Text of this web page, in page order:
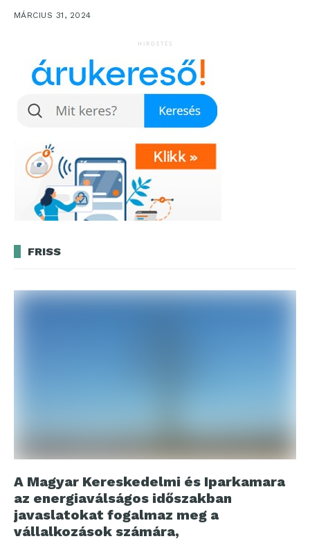
papír...
MÁRCIUS 31, 2024
HIRDETÉS
FRISS
A Magyar Kereskedelmi és Iparkamara
az energiaválságos időszakban
javaslatokat fogalmaz meg a
vállalkozások számára,